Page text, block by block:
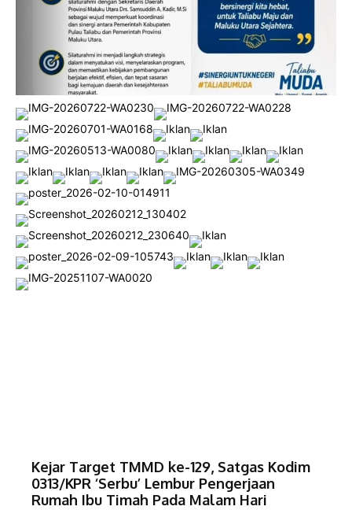
Kejar Target TMMD ke-129, Satgas Kodim
0313/KPR ‘Serbu’ Lembur Pengerjaan
Rumah Ibu Timah Pada Malam Hari